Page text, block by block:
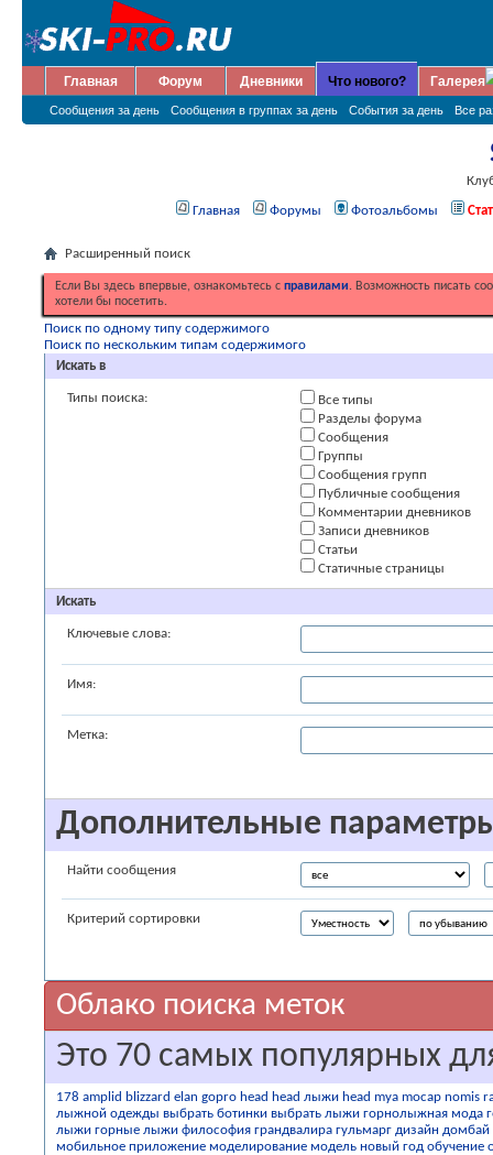
Главная Форум Дневники Что нового?
Сообщения за день Сообщения в группах за день События за день Все
Галерея
Главная Форумы Фотоальбомы
Расширенный поиск
Если Вы здесь впервые, ознакомьтесь с правилами. Возможность писать
хотели бы посетить.
Поиск по одному типу содержимого
Поиск по нескольким типам содержимого
Искать в
Типы поиска:
Все типы
Разделы форума
Сообщения
Группы
Сообщения групп
Публичные сообщения
Комментарии дневников
Записи дневников
Статьи
Статичные страницы
Искать
Ключевые слова:
Имя:
Метка:
Дополнительные
Найти сообщения
Критерий сортировки
Облако поиска меток
Это 70 самых популярных
178 amplid blizzard elan gopro head head лыжи head mya mocap nomis
лыжной одежды выбрать ботинки выбрать лыжи горнолыжная мода
лыжи горные лыжи философия грандвалира гульмарг дизайн домбай
мобильное приложение моделирование модель новый год обучение